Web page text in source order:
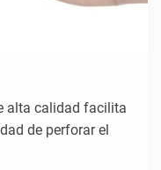
alta calidad facilita
de perforar el